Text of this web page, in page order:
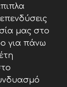
μας στο
για πάνω